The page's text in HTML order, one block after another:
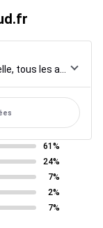
61%
24%
7%
2%
7%